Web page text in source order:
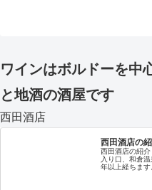
ワインはボルドーを中
と地酒の酒屋です
西田酒店
西田酒店の
西田酒店の紹
入り口、和倉
年以上経ちま